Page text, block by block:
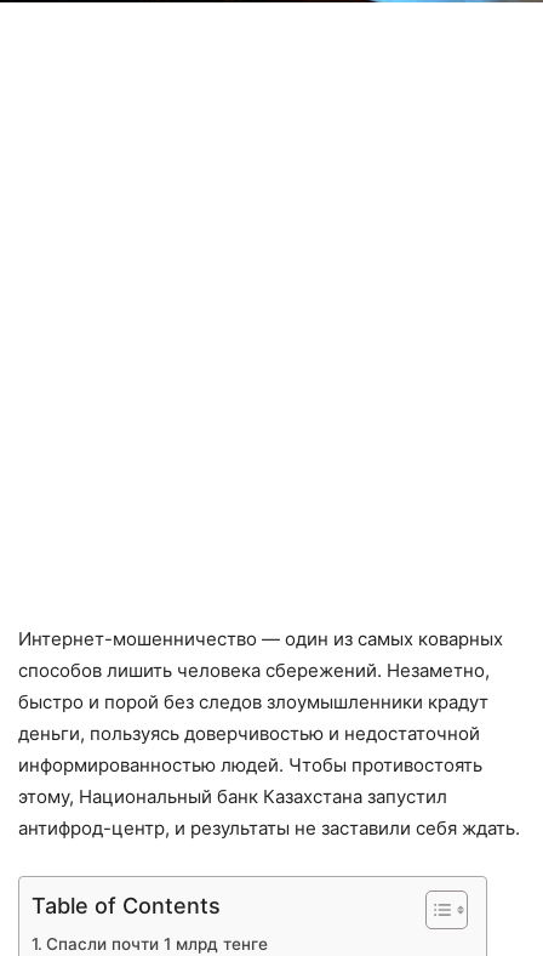
Интернет-мошенничество — один из самых коварных
способов лишить человека сбережений. Незаметно,
быстро и порой без следов злоумышленники крадут
деньги, пользуясь доверчивостью и недостаточной
информированностью людей. Чтобы противостоять
этому, Национальный банк Казахстана запустил
антифрод-центр, и результаты не заставили себя ждать.
Table of Contents
Спасли почти 1 млрд тенге